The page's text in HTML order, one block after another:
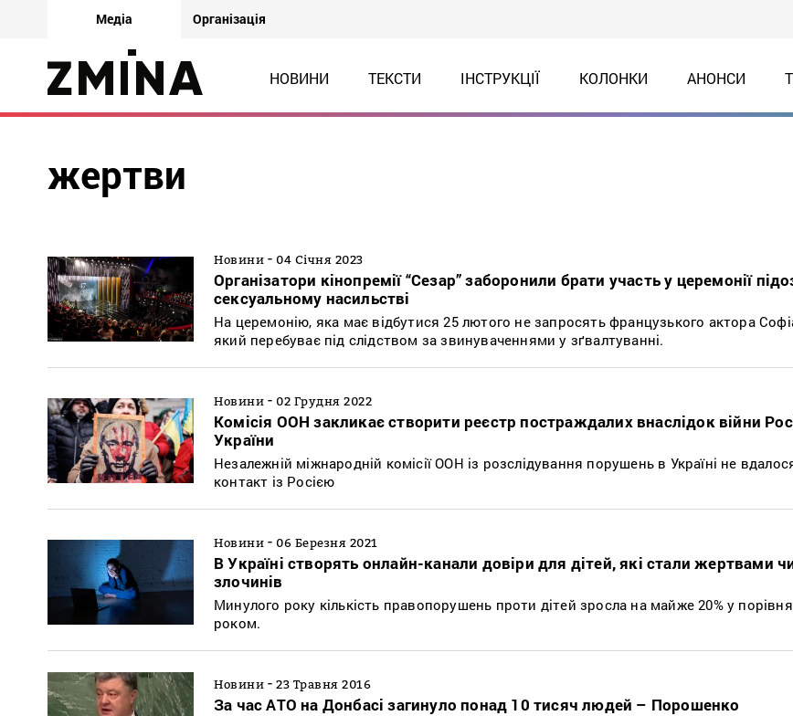
Медіа Організація
НОВИНИ ТЕКСТИ ІНСТРУКЦІЇ КОЛОНКИ АНОНСИ
жертви
Новини - 04 Січня 2023
Організатори кінопремії “Сезар” заборонили брати участь у церемонії
сексуальному насильстві
На церемонію, яка має відбутися 25 лютого не запросять французького актора
який перебуває під слідством за звинуваченнями у зґвалтуванні.
Новини - 02 Грудня 2022
Комісія ООН закликає створити реєстр постраждалих внаслідок війни
України
Незалежній міжнародній комісії ООН із розслідування порушень в Україні не
контакт із Росією
Новини - 06 Березня 2021
В Україні створять онлайн-канали довіри для дітей, які стали жертвами
злочинів
Минулого року кількість правопорушень проти дітей зросла на майже 20% у
роком.
Новини - 23 Травня 2016
За час АТО на Донбасі загинуло понад 10 тисяч людей – Порошенко